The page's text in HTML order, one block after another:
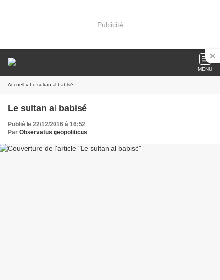
Publicité
MENU
Accueil » Le sultan al babisé
Le sultan al babisé
Publié le 22/12/2016 à 16:52
Par Observatus geopoliticus